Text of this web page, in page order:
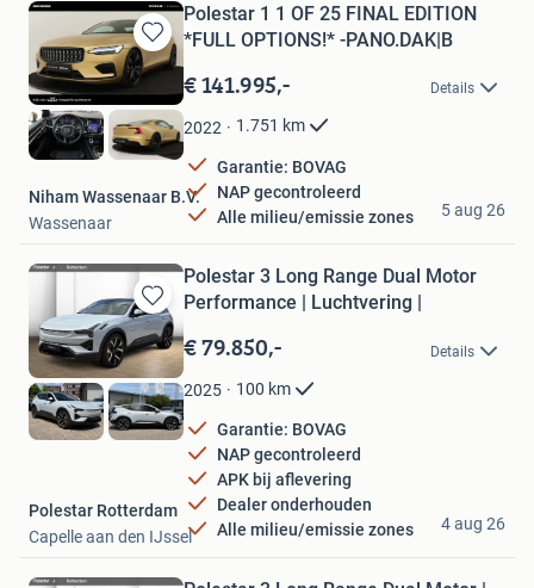
Bewaren
in
Mijn
Favorieten
Polestar 1 1 OF 25 FINAL EDITION
*FULL OPTIONS!* -PANO.DAK|B
€ 141.995,- Details
2022 1.751 km
Garantie: BOVAG
NAP gecontroleerd
Alle milieu/emissie zones
Niham Wassenaar B.V.
Wassenaar
5 aug 26
Bewaren
in
Mijn
Favorieten
Polestar 3 Long Range Dual Motor
Performance | Luchtvering |
€ 79.850,- Details
2025 100 km
Garantie: BOVAG
NAP gecontroleerd
APK bij aflevering
Dealer onderhouden
Alle milieu/emissie zones
Polestar Rotterdam
Capelle aan den IJssel
4 aug 26